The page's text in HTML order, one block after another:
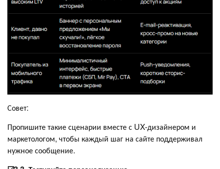
Совет:
Пропишите такие сценарии вместе с UX-дизайнером и
маркетологом, чтобы каждый шаг на сайте поддерживал
нужное сообщение.